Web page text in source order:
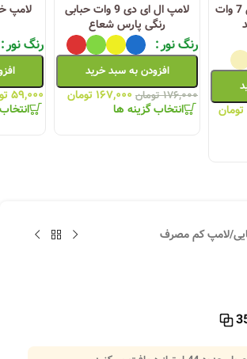
لامپ ال ای دی هالوژنی 7 وات
تومان
لامپ ال ای دی 9 وات حبابی
رنگی پارس شعاع
رنگ نور
افزودن به سبد خرید
۱۷۶,۰۰۰ تومان ۱۶۷,۰۰۰ تومان
انتخاب گزینه ها
رنگ نور
۵۹,۰۰۰
/لامپ کم مصرف